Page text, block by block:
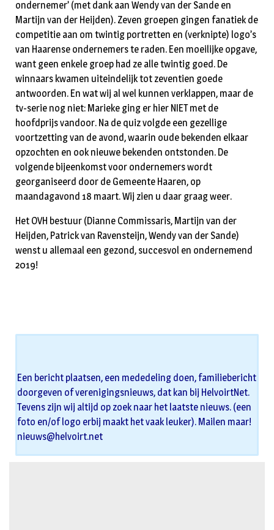
ondernemer’ (met dank aan Wendy van der Sande en
Martijn van der Heijden). Zeven groepen gingen fanatiek de
competitie aan om twintig portretten en (verknipte) logo’s
van Haarense ondernemers te raden. Een moeilijke opgave,
want geen enkele groep had ze alle twintig goed. De
winnaars kwamen uiteindelijk tot zeventien goede
antwoorden. En wat wij al wel kunnen verklappen, maar de
tv-serie nog niet: Marieke ging er hier NIET met de
hoofdprijs vandoor. Na de quiz volgde een gezellige
voortzetting van de avond, waarin oude bekenden elkaar
opzochten en ook nieuwe bekenden ontstonden. De
volgende bijeenkomst voor ondernemers wordt
georganiseerd door de Gemeente Haaren, op
maandagavond 18 maart. Wij zien u daar graag weer.
Het OVH bestuur (Dianne Commissaris, Martijn van der
Heijden, Patrick van Ravensteijn, Wendy van der Sande)
wenst u allemaal een gezond, succesvol en ondernemend
2019!
Een bericht plaatsen, een mededeling doen, familiebericht
doorgeven of verenigingsnieuws, dat kan bij HelvoirtNet.
Tevens zijn wij altijd op zoek naar het laatste nieuws. (een
foto en/of logo erbij maakt het vaak leuker). Mailen maar!
nieuws@helvoirt.net